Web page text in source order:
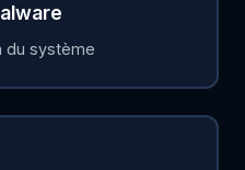
du système